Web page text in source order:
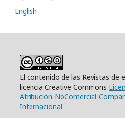
English
El contenido de las Revistas de
licencia Creative Commons
Atribución-NoComercial-
Internacional